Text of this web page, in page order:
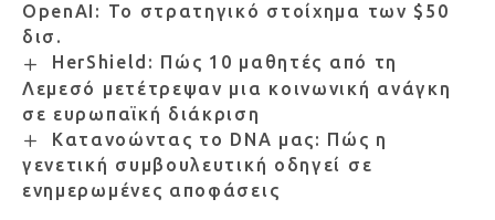
OpenAI: Το στρατηγικό στοίχημα των $50
δισ.
HerShield: Πώς 10 μαθητές από τη
Λεμεσό μετέτρεψαν μια κοινωνική ανάγκη
σε ευρωπαϊκή διάκριση
Κατανοώντας το DNA μας: Πώς η
γενετική συμβουλευτική οδηγεί σε
ενημερωμένες αποφάσεις